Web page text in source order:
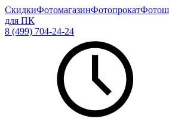
СкидкиФотомагазинФотопрокат
для ПК
8 (499) 704-24-24